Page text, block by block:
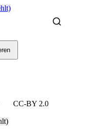
CC-BY 2.0